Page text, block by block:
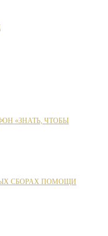
«ЗНАТЬ, ЧТОБЫ
СБОРАХ ПОМОЩИ